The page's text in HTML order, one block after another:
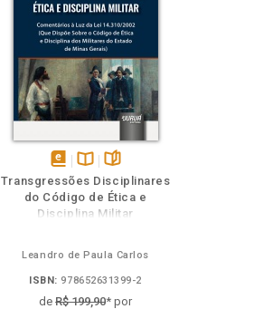
disponível
em
eBook
Disponível
na
B.V.
páginas
Transgressões Disciplinares
do Código de Ética e
Disciplina Militar
Leandro de Paula Carlos
ISBN: 978652631399-2
deR$ 199,90* por